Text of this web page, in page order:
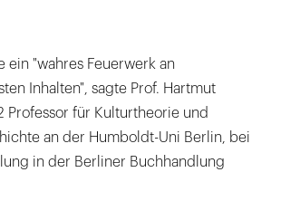
ein "wahres Feuerwerk an
Inhalten", sagte Prof. Hartmut
Professor für Kulturtheorie und
an der Humboldt-Uni Berlin, bei
in der Berliner Buchhandlung